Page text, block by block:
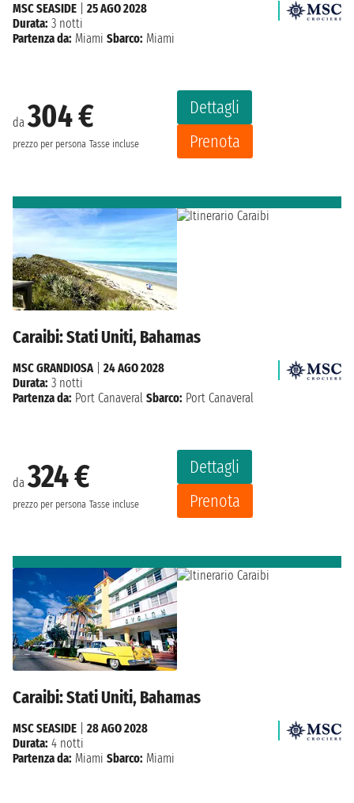
da304 €
prezzo per persona Tasse incluse
Dettagli
Prenota
MSC SEASIDE
25 AGO 2028
Durata: 3 notti
Partenza da: Miami Sbarco: Miami
Caraibi: Stati Uniti, Bahamas
da324 €
prezzo per persona Tasse incluse
Dettagli
Prenota
MSC GRANDIOSA| 24 AGO 2028
Durata: 3 notti
Partenza da: Port Canaveral Sbarco: Port Canaveral
Caraibi: Stati Uniti, Bahamas
MSC SEASIDE
28 AGO 2028
Durata: 4 notti
Partenza da: Miami Sbarco: Miami